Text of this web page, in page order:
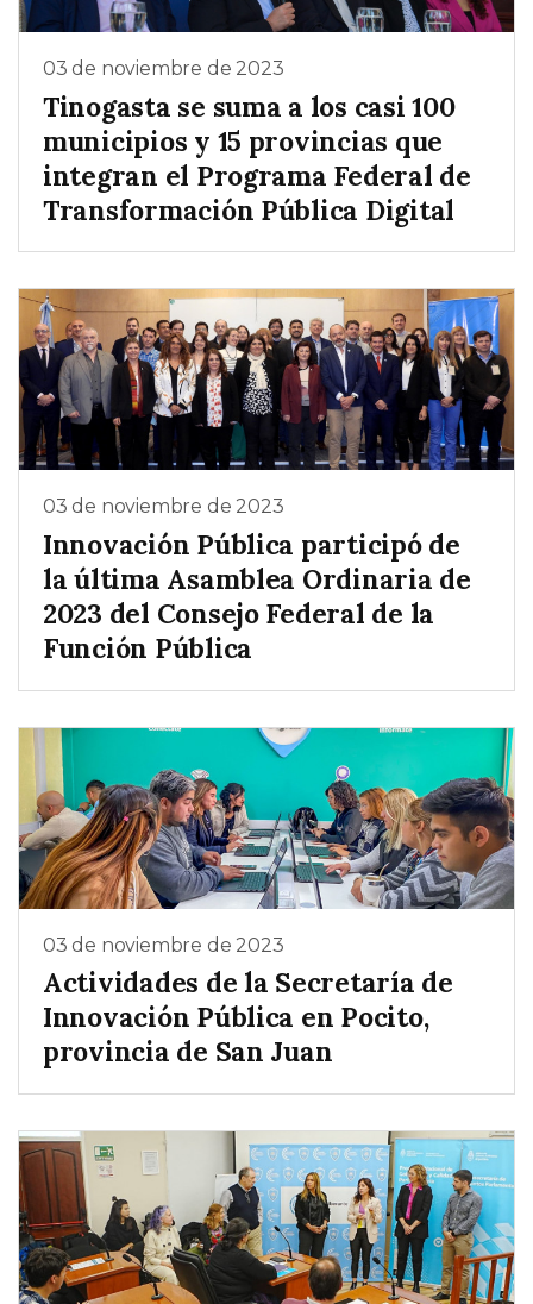
03 de noviembre de 2023
Tinogasta se suma a los casi 100
municipios y 15 provincias que
integran el Programa Federal de
Transformación Pública Digital
03 de noviembre de 2023
Innovación Pública participó de
la última Asamblea Ordinaria de
2023 del Consejo Federal de la
Función Pública
03 de noviembre de 2023
Actividades de la Secretaría de
Innovación Pública en Pocito,
provincia de San Juan